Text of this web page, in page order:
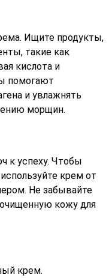
Ищите продукты,
такие как
кислота и
помогают
и увлажнять
морщин.
к успеху. Чтобы
крем от
Не забывайте
кожу для
крем.